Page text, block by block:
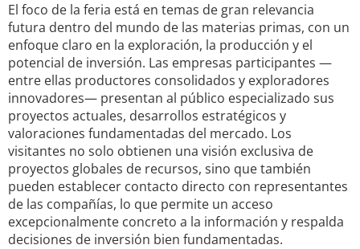
El foco de la feria está en temas de gran relevancia
futura dentro del mundo de las materias primas, con un
enfoque claro en la exploración, la producción y el
potencial de inversión. Las empresas participantes —
entre ellas productores consolidados y exploradores
innovadores— presentan al público especializado sus
proyectos actuales, desarrollos estratégicos y
valoraciones fundamentadas del mercado. Los
visitantes no solo obtienen una visión exclusiva de
proyectos globales de recursos, sino que también
pueden establecer contacto directo con representantes
de las compañías, lo que permite un acceso
excepcionalmente concreto a la información y respalda
decisiones de inversión bien fundamentadas.